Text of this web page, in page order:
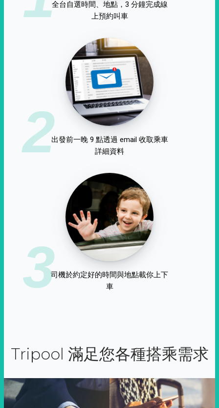
全台自選時間、地點，3 分鐘完成線
上預約叫車
2出發前一晚 9 點透過 email 收取乘車
詳細資料
3司機於約定好的時間與地點載你上下
車
Tripool 滿足您各種搭乘需求